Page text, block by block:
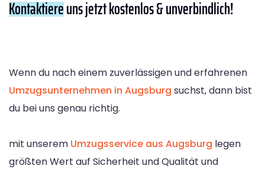
Kontaktiereuns jetzt kostenlos & unverbindlich!
Wenn du nach einem zuverlässigen und erfahrenen
Umzugsunternehmen in Augsburg suchst, dann bist
du bei uns genau richtig.
mit unserem Umzugsservice aus Augsburg legen
größten Wert auf Sicherheit und Qualität und